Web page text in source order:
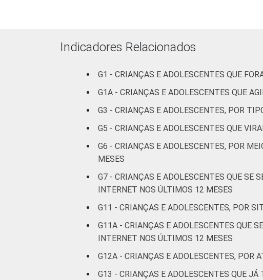
FAIXA ETÁRIA DA
De 9 a 10
De 11 a 12
anos
anos
RENDA FAMILIAR Até 1 SM
SM até 2 SM
Mais de 2
Indicadores Relacionados
G1 - CRIANÇAS E ADOLESCENTES QUE
G1A - CRIANÇAS E ADOLESCENTES QUE
G3 - CRIANÇAS E ADOLESCENTES, POR
G5 - CRIANÇAS E ADOLESCENTES QUE
G6 - CRIANÇAS E ADOLESCENTES, POR
MESES
G7 - CRIANÇAS E ADOLESCENTES QUE SE
INTERNET NOS ÚLTIMOS 12 MESES
G11 - CRIANÇAS E ADOLESCENTES, POR
G11A - CRIANÇAS E ADOLESCENTES QUE
INTERNET NOS ÚLTIMOS 12 MESES
G12A - CRIANÇAS E ADOLESCENTES, POR
G13 - CRIANÇAS E ADOLESCENTES QUE